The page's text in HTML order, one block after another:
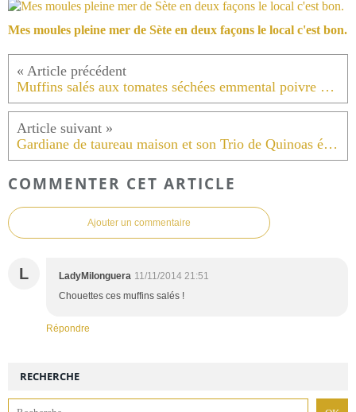
Mes moules pleine mer de Sète en deux façons le local c'est bon.
Muffins salés aux tomates séchées emmental poivre noir .
Gardiane de taureau maison et son Trio de Quinoas équitable .
COMMENTER CET ARTICLE
Ajouter un commentaire
L LadyMilonguera 11/11/2014 21:51
Chouettes ces muffins salés !
Répondre
RECHERCHE